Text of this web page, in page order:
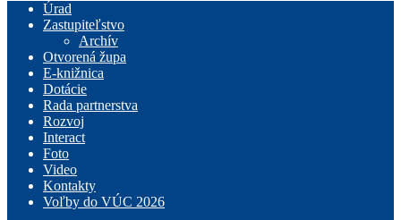
Úrad
Zastupiteľstvo
Archív
Otvorená župa
E-knižnica
Dotácie
Rada partnerstva
Rozvoj
Interact
Foto
Video
Kontakty
Voľby do VÚC 2026